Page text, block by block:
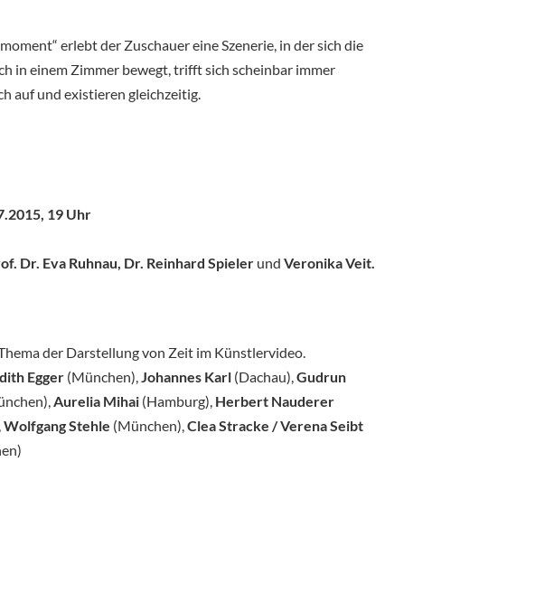
erlebt der Zuschauer eine Szenerie, in der sich die
in einem Zimmer bewegt, trifft sich scheinbar immer
auf und existieren gleichzeitig.
19 Uhr
Dr. Eva Ruhnau, Dr. Reinhard Spieler und Veronika Veit.
der Darstellung von Zeit im Künstlervideo.
Egger (München),Johannes Karl (Dachau),Gudrun
Aurelia Mihai (Hamburg), Herbert Nauderer
Wolfgang Stehle (München),Clea Stracke / Verena Seibt